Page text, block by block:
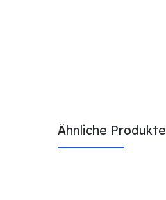
Ähnliche Produkte